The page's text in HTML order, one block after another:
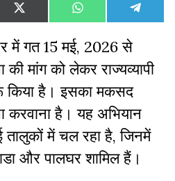
Share
on
X
(Twitter)
Share
on
WhatsAppShare
on
में गत 15 मई, 2026 से
मांग को लेकर राज्यव्यापी
किया है। इसका मकसद
करवाना है। यह अभियान
में चल रहा है, जिनमें
और पालघर शामिल हैं।